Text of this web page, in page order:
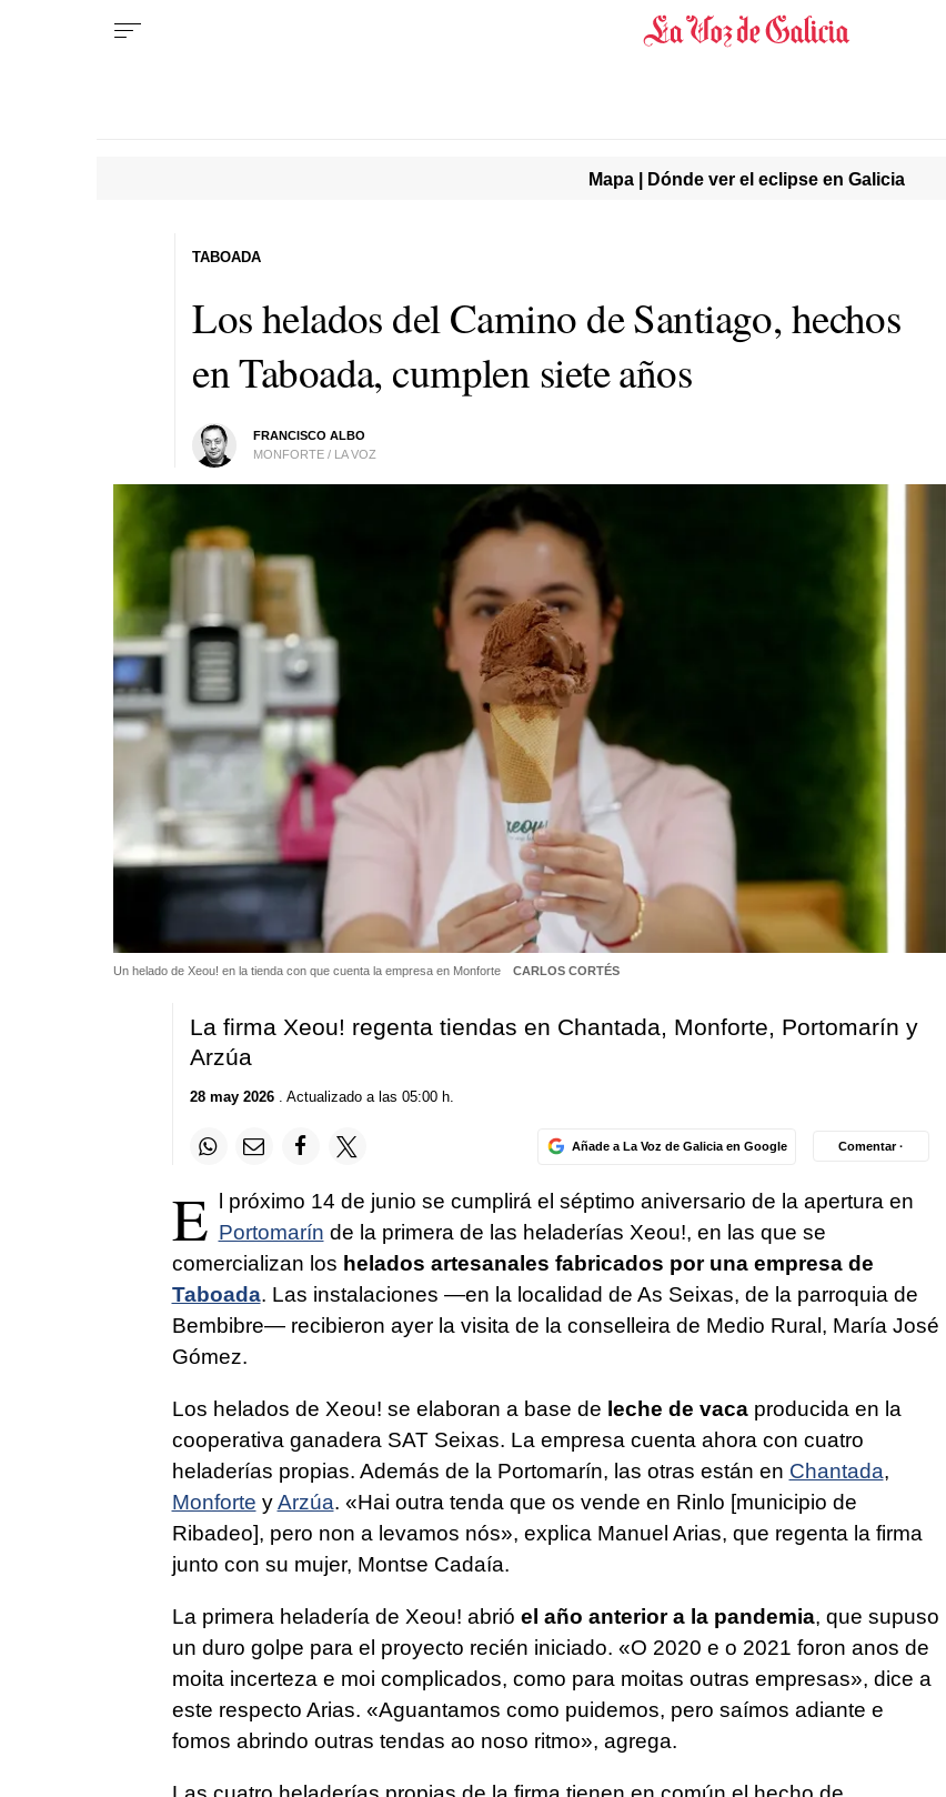
Mapa | Dónde ver el eclipse en Galicia
Los helados del Camino de Santiago, hechos
en Taboada, cumplen siete años
FRANCISCO ALBO
MONFORTE / LA VOZ
TABOADA
Un helado de Xeou! en la tienda con que cuenta la empresa en Monforte CARLOS CORTÉS
La firma Xeou! regenta tiendas en Chantada, Monforte, Portomarín y
Arzúa
28 may 2026. Actualizado a las 05:00 h.
Añade a La Voz de Galicia en Google Comentar ·
E
l próximo 14 de junio se cumplirá el séptimo aniversario de la apertura en
Portomarín de la primera de las heladerías Xeou!, en las que se
comercializan los helados artesanales fabricados por una empresa de
Taboada. Las instalaciones —en la localidad de As Seixas, de la parroquia de
Bembibre— recibieron ayer la visita de la conselleira de Medio Rural, María José
Gómez.
Los helados de Xeou! se elaboran a base de leche de vacaproducida en la
cooperativa ganadera SAT Seixas. La empresa cuenta ahora con cuatro
heladerías propias. Además de la Portomarín, las otras están en Chantada,
Monforte yArzúa. «Hai outra tenda que os vende en Rinlo [municipio de
Ribadeo], pero non a levamos nós», explica Manuel Arias, que regenta la firma
junto con su mujer, Montse Cadaía.
La primera heladería de Xeou! abrió el año anterior a la pandemia, que supuso
un duro golpe para el proyecto recién iniciado. «O 2020 e o 2021 foron anos de
moita incerteza e moi complicados, como para moitas outras empresas», dice a
este respecto Arias. «Aguantamos como puidemos, pero saímos adiante e
fomos abrindo outras tendas ao noso ritmo», agrega.